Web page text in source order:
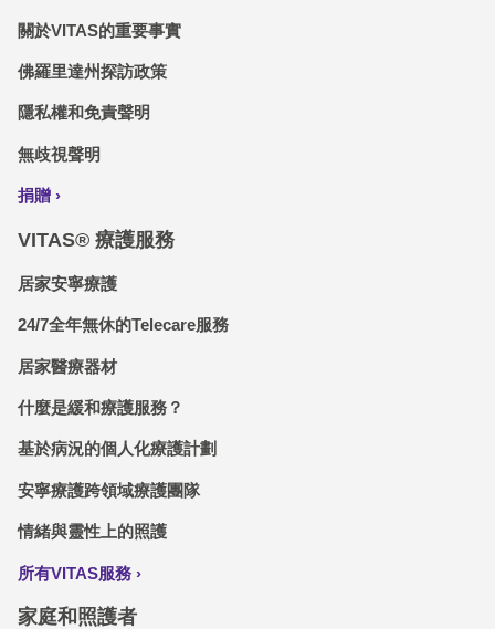
關於VITAS的重要事實
佛羅里達州探訪政策
隱私權和免責聲明
無歧視聲明
捐贈
VITAS® 療護服務
居家安寧療護
24/7全年無休的Telecare服務
居家醫療器材
什麼是緩和療護服務？
基於病況的個人化療護計劃
安寧療護跨領域療護團隊
情緒與靈性上的照護
所有VITAS服務
家庭和照護者